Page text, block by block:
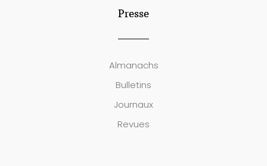
Presse
Almanachs
Bulletins
Journaux
Revues